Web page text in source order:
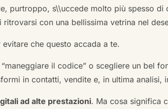
purtroppo, s\\uccede molto più spesso di
con una bellissima vetrina nel
che questo accada a te.
il codice” o scegliere un bel
in contatti, vendite e, in ultima analisi,
ad alte prestazioni. Ma cosa significa